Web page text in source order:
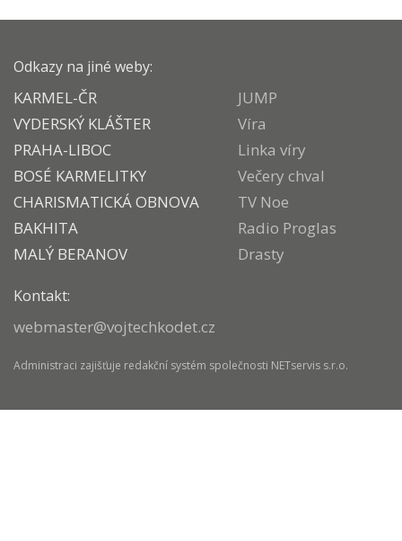
Odkazy na jiné weby:
KARMEL-ČR
VYDERSKÝ KLÁŠTER
PRAHA-LIBOC
BOSÉ KARMELITKY
CHARISMATICKÁ OBNOVA
BAKHITA
MALÝ BERANOV
JUMP
Víra
Linka víry
Večery chval
TV Noe
Radio Proglas
Drasty
Kontakt:
webmaster@vojtechkodet.cz
Administraci zajišťuje redakční systém společnosti NETservis s.r.o.